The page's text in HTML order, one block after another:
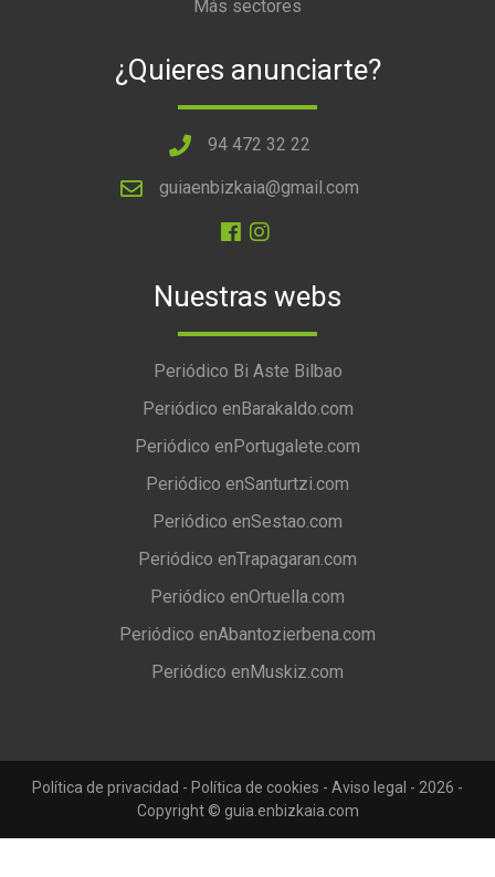
Más sectores
¿Quieres anunciarte?
94 472 32 22
guiaenbizkaia@gmail.com
Nuestras webs
Periódico Bi Aste Bilbao
Periódico enBarakaldo.com
Periódico enPortugalete.com
Periódico enSanturtzi.com
Periódico enSestao.com
Periódico enTrapagaran.com
Periódico enOrtuella.com
Periódico enAbantozierbena.com
Periódico enMuskiz.com
Política de privacidad - Política de cookies - Aviso legal - 2026 -
Copyright © guia.enbizkaia.com